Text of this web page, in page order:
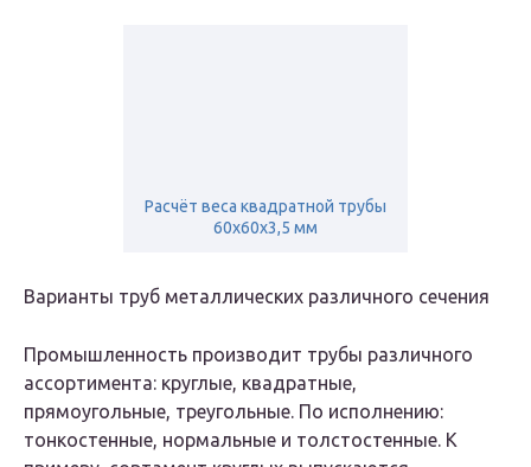
Расчёт веса квадратной трубы
60х60х3,5 мм
Варианты труб металлических различного сечения
Промышленность производит трубы различного
ассортимента: круглые, квадратные,
прямоугольные, треугольные. По исполнению:
тонкостенные, нормальные и толстостенные. К